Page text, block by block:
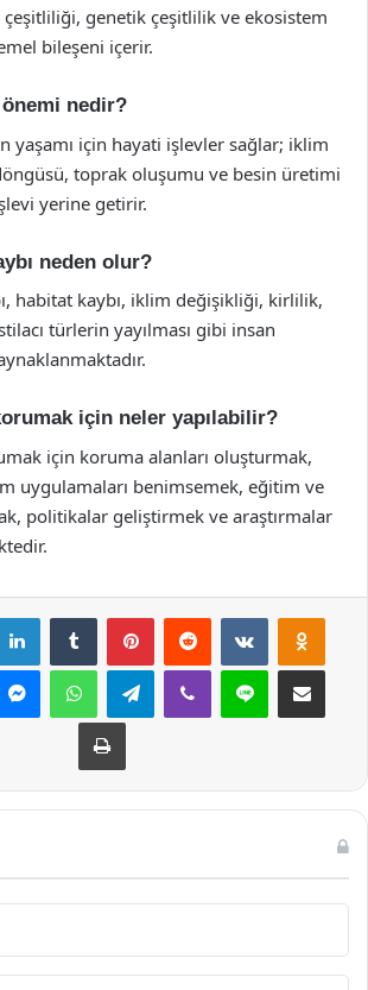
çeşitliliği, genetik çeşitlilik ve ekosistem
bileşeni içerir.
nedir?
yaşamı için hayati işlevler sağlar; iklim
toprak oluşumu ve besin üretimi
yerine getirir.
neden olur?
habitat kaybı, iklim değişikliği, kirlilik,
türlerin yayılması gibi insan
için neler yapılabilir?
için koruma alanları oluşturmak,
uygulamaları benimsemek, eğitim ve
politikalar geliştirmek ve araştırmalar
LinkedInTumblr PinterestReddit VKontakte
MessengerWhatsAppTelegramViber Line E-Posta ile
Yazdır